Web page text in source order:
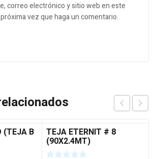
correo electrónico y sitio web en este
vez que haga un comentario.
(TEJA B TEJA ETERNIT # 8
(90X2.4MT)